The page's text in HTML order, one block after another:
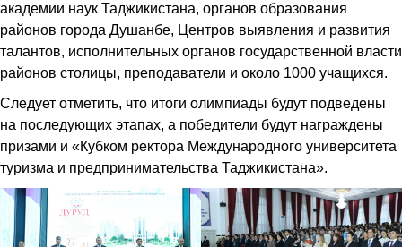
академии наук Таджикистана, органов образования
районов города Душанбе, Центров выявления и развития
талантов, исполнительных органов государственной власти
районов столицы, преподаватели и около 1000 учащихся.
Следует отметить, что итоги олимпиады будут подведены
на последующих этапах, а победители будут награждены
призами и «Кубком ректора Международного университета
туризма и предпринимательства Таджикистана».